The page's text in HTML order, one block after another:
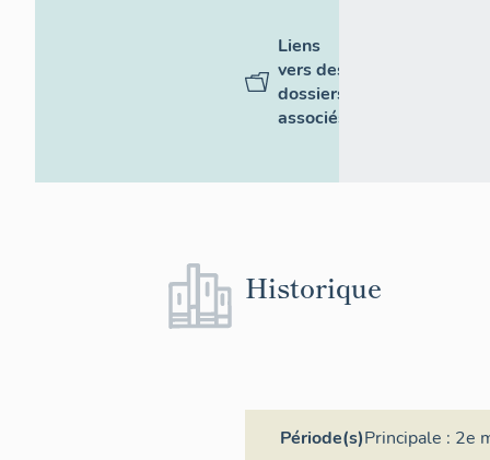
Liens
vers des
dossiers
associés
Historique
Période(s)Principale : 2e